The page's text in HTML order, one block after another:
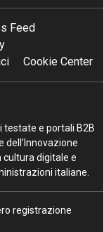
Feed
Cookie Center
testate e portali B2B
cultura digitale e
italiane.
registrazione